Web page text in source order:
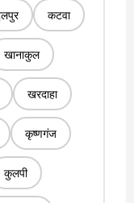
कटवा
खानाकुल
खरदाहा
कृष्णगंज
कुलपी